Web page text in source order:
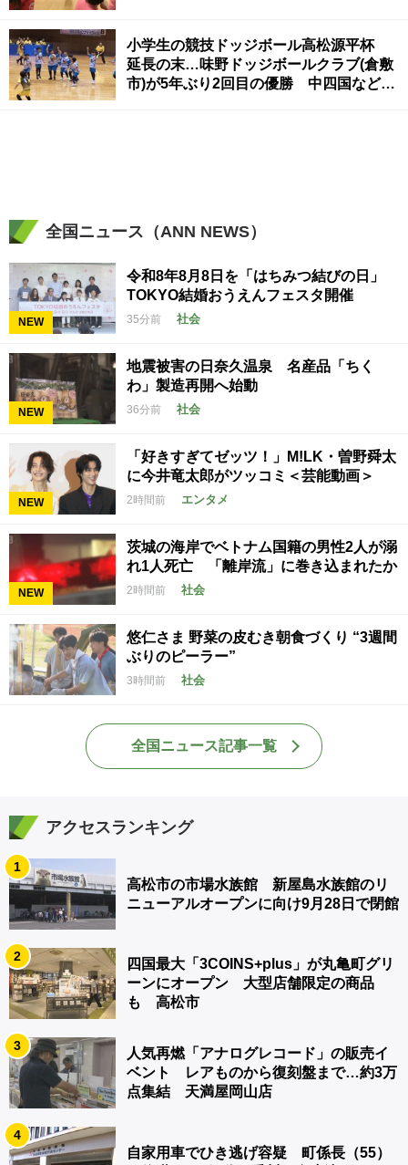
小学生の競技ドッジボール高松源平杯
延長の末…味野ドッジボールクラブ(倉敷
市)が5年ぶり2回目の優勝 中四国などか
全国ニュース（ANN NEWS）
NEW
令和8年8月8日を「はちみつ結びの日」
TOKYO結婚おうえんフェスタ開催
35分前 社会
NEW
地震被害の日奈久温泉 名産品「ちく
わ」製造再開へ始動
36分前 社会
NEW
「好きすぎてゼッツ！」M!LK・曽野舜太
に今井竜太郎がツッコミ＜芸能動画＞
2時間前 エンタメ
NEW
茨城の海岸でベトナム国籍の男性2人が溺
れ1人死亡 「離岸流」に巻き込まれたか
2時間前 社会
悠仁さま 野菜の皮むき朝食づくり “3週間
ぶりのピーラー”
3時間前 社会
全国ニュース記事一覧
アクセスランキング
1
高松市の市場水族館 新屋島水族館のリ
ニューアルオープンに向け9月28日で閉館
2
四国最大「3COINS+plus」が丸亀町グリ
ーンにオープン 大型店舗限定の商品
も 高松市
3
人気再燃「アナログレコード」の販売イ
ベント レアものから復刻盤まで…約3万
点集結 天満屋岡山店
4
自家用車でひき逃げ容疑 町係長（55）